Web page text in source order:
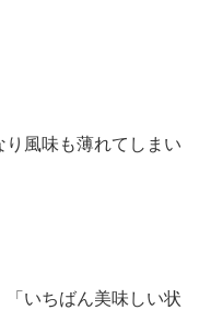
風味も薄れてしまい
いちばん美味しい状